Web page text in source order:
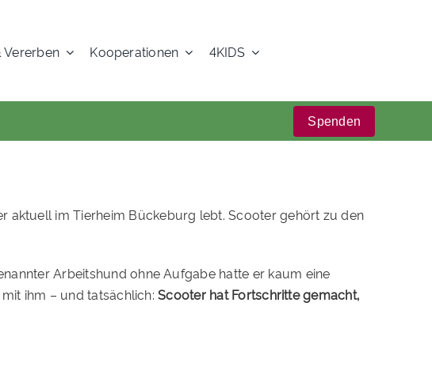
Vererben Kooperationen 4KIDS
Spenden
aktuell im Tierheim Bückeburg lebt. Scooter gehört zu den
Arbeitshund ohne Aufgabe hatte er kaum eine
ihm – und tatsächlich:Scooter hat Fortschritte gemacht,